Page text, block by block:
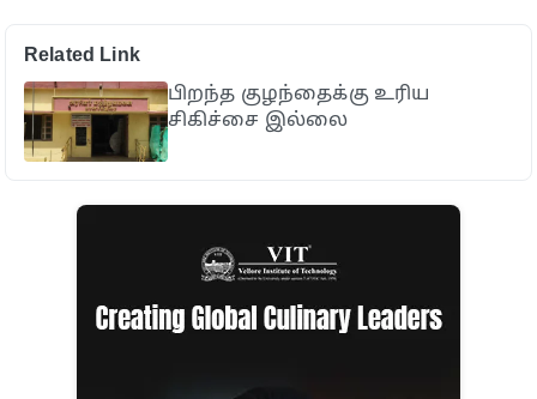
Related Link
பிறந்த குழந்தைக்கு உரிய
சிகிச்சை இல்லை